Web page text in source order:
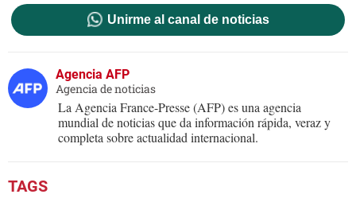
Unirme al canal de noticias
Agencia AFP
Agencia de noticias
La Agencia France-Presse (AFP) es una agencia
mundial de noticias que da información rápida, veraz y
completa sobre actualidad internacional.